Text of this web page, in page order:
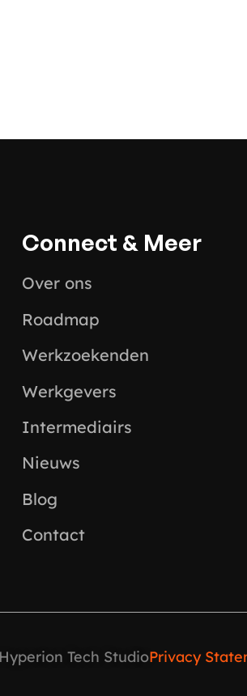
Connect & Meer
Over ons
Roadmap
Werkzoekenden
Werkgevers
Intermediairs
Nieuws
Blog
Contact
Hyperion Tech StudioPrivacy